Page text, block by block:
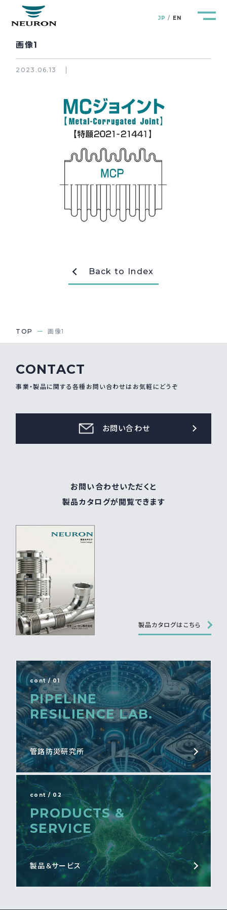
JP EN
管路防災研究所 Pipeline Resilience Lab.
Company
製品＆サービス Products&Service
News&Topics
画像1
2023.06.13
Back to Index
TOP 画像1
CONTACT
事業・製品に関する各種お問い合わせはお気軽にどうぞ
お問い合わせ
お問い合わせいただくと
製品カタログが閲覧できます
製品カタログはこちら
cont / 01
PIPELINE
RESILIENCE LAB.
管路防災研究所
cont / 02
PRODUCTS &
SERVICE
製品＆サービス